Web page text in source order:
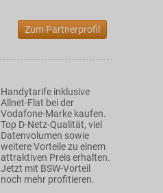
Zum Partnerprofil
Handytarife inklusive
Allnet-Flat bei der
Vodafone-Marke kaufen.
Top D-Netz-Qualität, viel
Datenvolumen sowie
weitere Vorteile zu einem
attraktiven Preis erhalten.
Jetzt mit BSW-Vorteil
noch mehr profitieren.